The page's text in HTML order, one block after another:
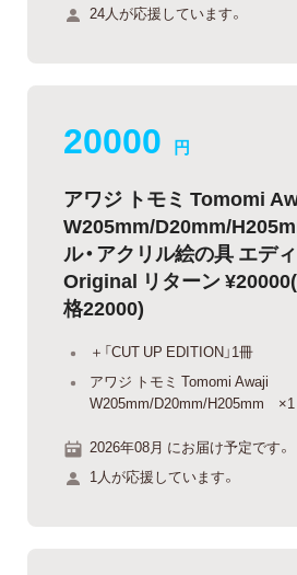
24人が応援しています。
20000 円
アワジ トモミ Tomomi
W205mm/D20mm/
ル・アクリル絵の具 エデ
Original リターン
格22000)
＋「CUT UP EDITION」1冊
アワジ トモミ Tomomi Awaji
W205mm/D20mm/H205mm ×1
2026年08月 にお届け予定です。
1人が応援しています。